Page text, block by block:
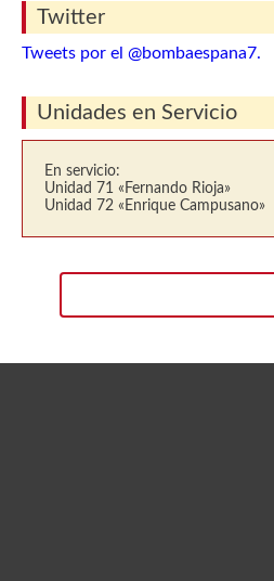
Twitter
Tweets por el @bombaespana7.
Unidades en Servicio
En servicio:
Unidad 71 «Fernando Rioja»
Unidad 72 «Enrique Campusano»